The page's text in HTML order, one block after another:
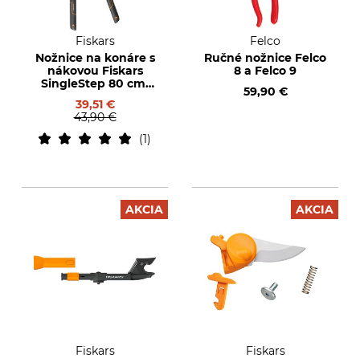
Fiskars
Nožnice na konáre s
nákovou Fiskars
SingleStep 80 cm,
39,51 €
43,90 €
1
Felco
Ručné nožnice Felco
8 a Felco 9
59,90 €
AKCIA
Fiskars
AKCIA
Fiskars